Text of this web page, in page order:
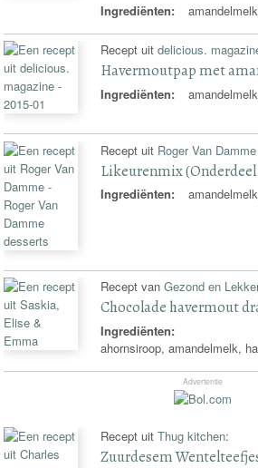
Ingrediënten:
Recept uitdelicious.
Havermoutpap met
Ingrediënten:
Recept uit Roger Van
Likeurenmix
Ingrediënten:
Recept vanGezond en
Chocolade havermout
Ingrediënten:
ahornsiroop, amandelmelk,
Advertentie
Recept uitThug kitchen:
Zuurdesem